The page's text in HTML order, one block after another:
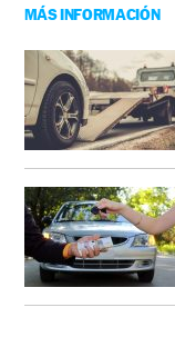
MÁS INFORMACIÓN